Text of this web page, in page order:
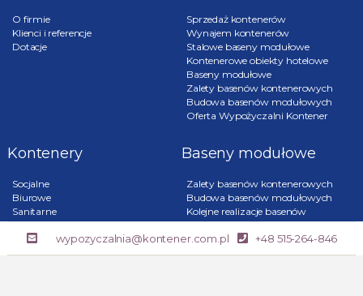
wypozyczalnia@kontener.com.pl +48 515-264-846
O firmie
Klienci i referencje
Dotacje
Sprzedaż kontenerów
Wynajem kontenerów
Stalowe baseny modułowe
Kontenerowe obiekty hotelowe
Baseny modułowe
Zalety basenów kontenerowych
Budowa basenów modułowych
Oferta Wypożyczalni Kontener
Kontenery
Socjalne
Biurowe
Sanitarne
Magazynowe
Wartownicze
Handlowe
Baseny modułowe
Zalety basenów kontenerowych
Budowa basenów modułowych
Kolejne realizacje basenów
Oferta Wypożyczalni Kontener